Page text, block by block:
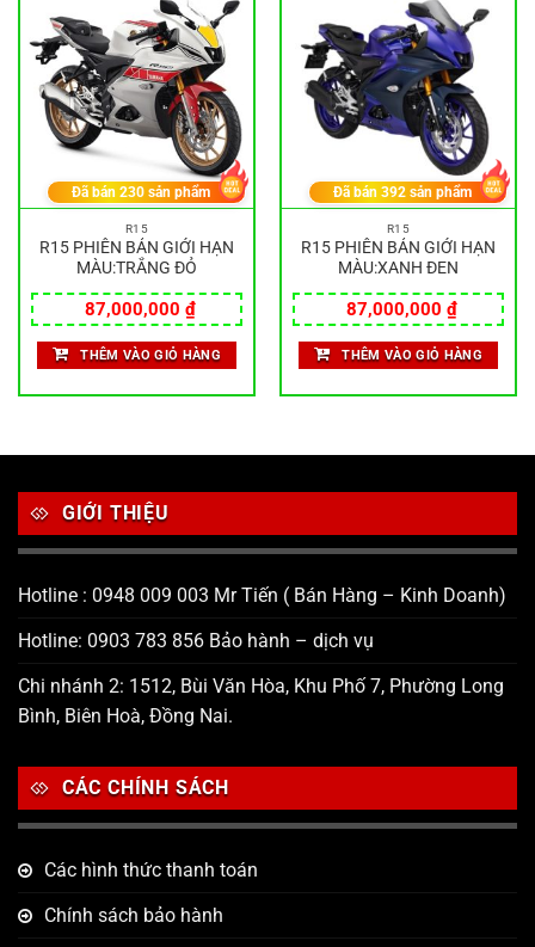
R15
R15 PHIÊN BẢN GIỚI HẠN
MÀU:TRẮNG ĐỎ
87,000,000 ₫
Đã bán230 sản phẩm
THÊM VÀO GIỎ HÀNG
R15
R15 PHIÊN BẢN GIỚI HẠN
MÀU:XANH ĐEN
87,000,000 ₫
Đã bán392 sản phẩm
THÊM VÀO GIỎ HÀNG
GIỚI THIỆU
Hotline : 0948 009 003 Mr Tiến ( Bán Hàng – Kinh Doanh)
Hotline: 0903 783 856 Bảo hành – dịch vụ
Chi nhánh 2: 1512, Bùi Văn Hòa, Khu Phố 7, Phường Long
Bình, Biên Hoà, Đồng Nai.
CÁC CHÍNH SÁCH
Các hình thức thanh toán
Chính sách bảo hành